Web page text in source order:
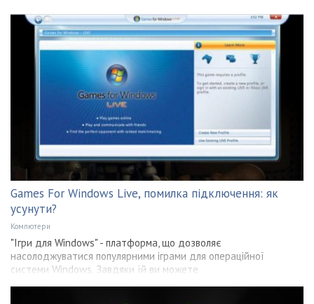
Games For Windows Live, помилка підключення: як
усунути?
Компютери
"Ігри для Windows" - платформа, що дозволяє
насолоджуватися популярними іграми для операційної
системи Windows. Завдяки їй ви можете